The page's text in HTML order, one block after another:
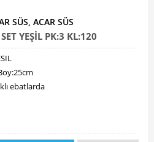
SÜS, ACAR SÜS
YEŞİL PK:3 KL:120
ebatlarda